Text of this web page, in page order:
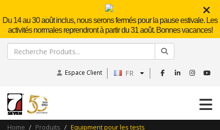
Du 14 au 30 août inclus, nous serons fermés pour la pause estivale. Les
activités normales reprendront à partir du 31 août. Bonnes vacances!
Espace Client FR
Home Produits Equipment pour les tests